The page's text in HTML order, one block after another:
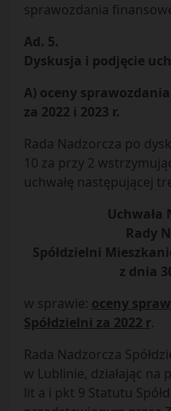
sprawozdania
Ad. 5.
Dyskusja i podjęcie
A) oceny
za 2022 i 2023 r.
Rada Nadzorcza po
10 za przy 2
uchwałę następującej
Uchwała
Rady
Spółdzielni
z dnia
w sprawie: oceny
Spółdzielni za 2022 r.
Rada Nadzorcza
w Lublinie, działając na
lit a i pkt 9 Statutu